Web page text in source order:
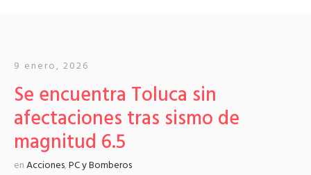
9 enero, 2026
Se encuentra Toluca sin
afectaciones tras sismo de
magnitud 6.5
enAcciones,PC y Bomberos